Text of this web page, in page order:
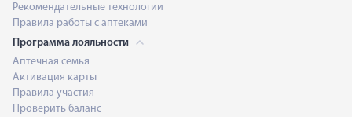
Рекомендательные технологии
Правила работы с аптеками
Программа лояльности
Аптечная семья
Активация карты
Правила участия
Проверить баланс